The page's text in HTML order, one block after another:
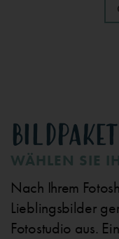
BILDPAKET
WÄHLEN SIE
Nach Ihrem
Lieblingsbilder
Fotostudio aus.